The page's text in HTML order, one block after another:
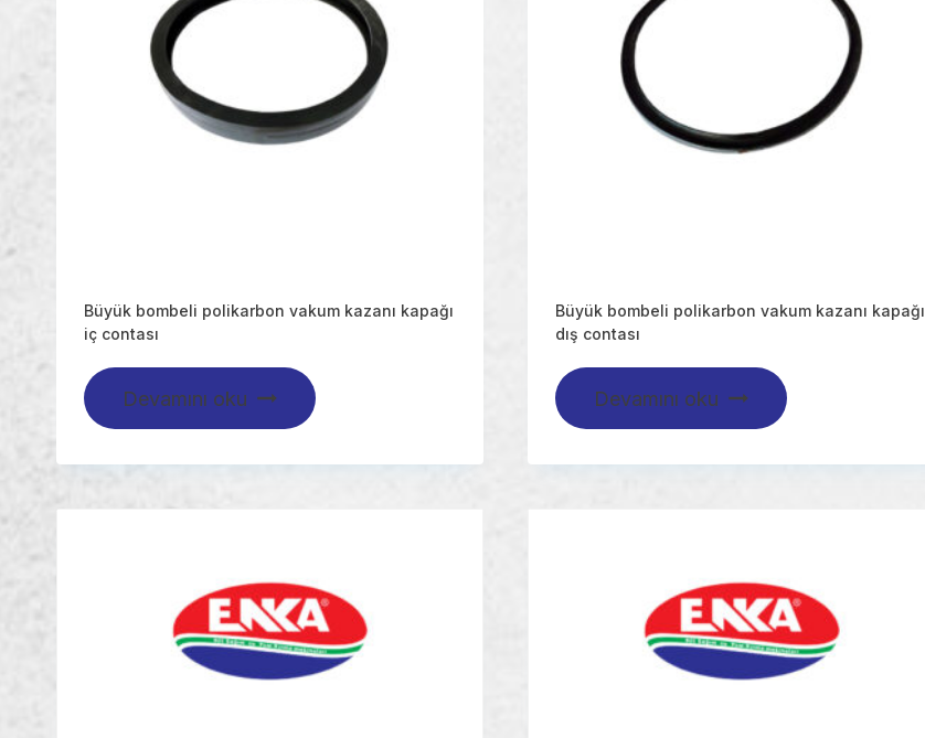
Büyük bombeli polikarbon vakum kazanı kapağı
iç contası
Devamını oku
Büyük bombeli polikarbon vakum kazanı kapağı
dış contası
Devamını oku